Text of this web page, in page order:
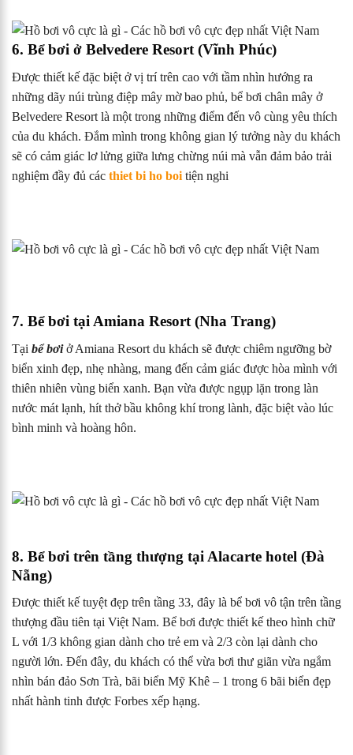
6. Bể bơi ở Belvedere Resort (Vĩnh Phúc)
Được thiết kế đặc biệt ở vị trí trên cao với tầm nhìn hướng ra
những dãy núi trùng điệp mây mờ bao phủ, bể bơi chân mây ở
Belvedere Resort là một trong những điểm đến vô cùng yêu thích
của du khách. Đắm mình trong không gian lý tưởng này du khách
sẽ có cảm giác lơ lửng giữa lưng chừng núi mà vẫn đảm bảo trải
nghiệm đầy đủ các thiet bi ho boi tiện nghi
7. Bể bơi tại Amiana Resort (Nha Trang)
Tại bể bơiở Amiana Resort du khách sẽ được chiêm ngưỡng bờ
biển xinh đẹp, nhẹ nhàng, mang đến cảm giác được hòa mình với
thiên nhiên vùng biển xanh. Bạn vừa được ngụp lặn trong làn
nước mát lạnh, hít thở bầu không khí trong lành, đặc biệt vào lúc
bình minh và hoàng hôn.
8. Bể bơi trên tầng thượng tại Alacarte hotel (Đà
Nẵng)
Được thiết kế tuyệt đẹp trên tầng 33, đây là bể bơi vô tận trên tầng
thượng đầu tiên tại Việt Nam. Bể bơi được thiết kế theo hình chữ
L với 1/3 không gian dành cho trẻ em và 2/3 còn lại dành cho
người lớn. Đến đây, du khách có thể vừa bơi thư giãn vừa ngắm
nhìn bán đảo Sơn Trà, bãi biển Mỹ Khê – 1 trong 6 bãi biển đẹp
nhất hành tinh được Forbes xếp hạng.